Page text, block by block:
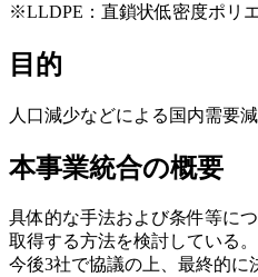
※LLDPE：直鎖状低密度ポリエ
目的
人口減少などによる国内需要
本事業統合の概要
具体的な手法および条件等に
取得する方法を検討している。
今後3社で協議の上、最終的に